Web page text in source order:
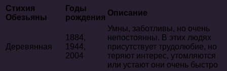
Стихия
Обезьяны
Годы
рождения
Описание
Деревянная
1884,
1944,
2004
Умны, заботливы, но очень
непостоянны. В этих людях
присутствует трудолюбие, но
теряют интерес, утомляются
или устают они очень быстро